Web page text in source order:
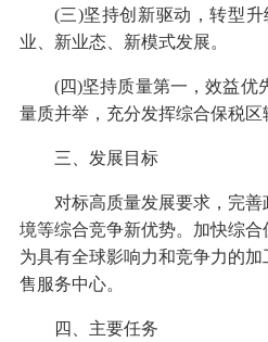
(三)坚持创新驱动，转型
业、新业态、新模式发展。
(四)坚持质量第一，效益优
量质并举，充分发挥综合保税区
三、发展目标
对标高质量发展要求，完
境等综合竞争新优势。加快综
为具有全球影响力和竞争力的
售服务中心。
四、主要任务